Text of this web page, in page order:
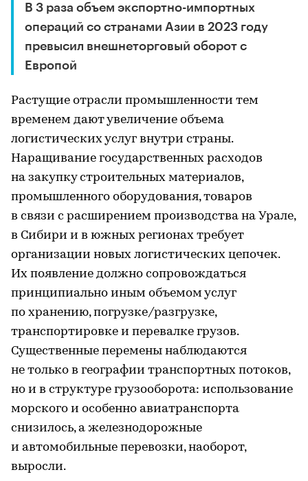
В 3 раза объем экспортно-импортных
операций со странами Азии в 2023 году
превысил внешнеторговый оборот с
Европой
Растущие отрасли промышленности тем
временем дают увеличение объема
логистических услуг внутри страны.
Наращивание государственных расходов
на закупку строительных материалов,
промышленного оборудования, товаров
в связи с расширением производства на Урале,
в Сибири и в южных регионах требует
организации новых логистических цепочек.
Их появление должно сопровождаться
принципиально иным объемом услуг
по хранению, погрузке/разгрузке,
транспортировке и перевалке грузов.
Существенные перемены наблюдаются
не только в географии транспортных потоков,
но и в структуре грузооборота: использование
морского и особенно авиатранспорта
снизилось, а железнодорожные
и автомобильные перевозки, наоборот,
выросли.